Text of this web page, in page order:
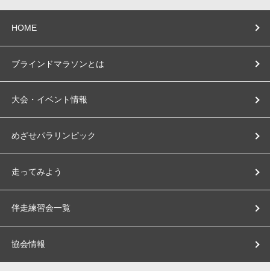
HOME
ブラインドマラソンとは
大会・イベント情報
めざせパラリンピック
走ってみよう
伴走練習会一覧
協会情報